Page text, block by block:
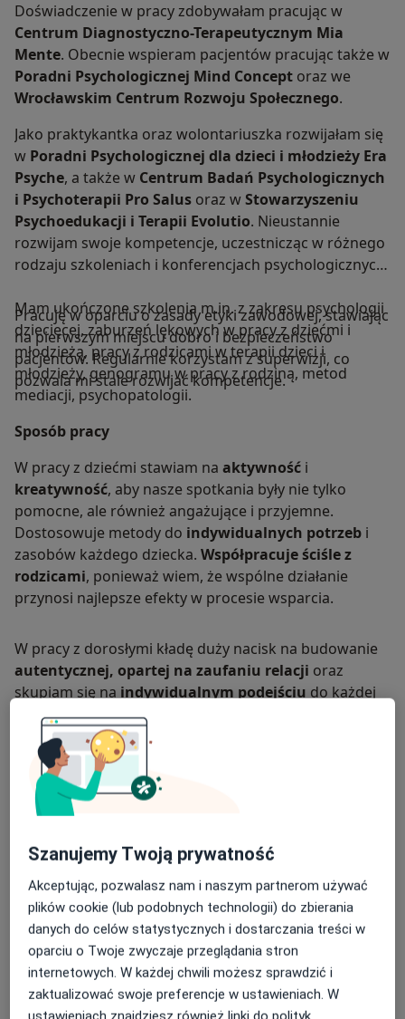
Doświadczenie w pracy zdobywałam pracując w
Centrum Diagnostyczno-Terapeutycznym Mia
Mente. Obecnie wspieram pacjentów pracując także w
Poradni Psychologicznej Mind Concept oraz we
Wrocławskim Centrum Rozwoju Społecznego.
Jako praktykantka oraz wolontariuszka rozwijałam się
w Poradni Psychologicznej dla dzieci i młodzieży Era
Psyche, a także w Centrum Badań Psychologicznych
i Psychoterapii Pro Salus oraz wStowarzyszeniu
Psychoedukacji i Terapii Evolutio. Nieustannie
rozwijam swoje kompetencje, uczestnicząc w różnego
rodzaju szkoleniach i konferencjach psychologicznych.
Mam ukończone szkolenia m.in. z zakresu psychologii
dziecięcej, zaburzeń lękowych w pracy z dziećmi i
młodzieżą, pracy z rodzicami w terapii dzieci i
młodzieży, genogramu w pracy z rodziną, metod
mediacji, psychopatologii.
Pracuję w oparciu o zasady etyki zawodowej, stawiając
na pierwszym miejscu dobro i bezpieczeństwo
pacjentów. Regularnie korzystam z superwizji, co
pozwala mi stale rozwijać kompetencje.
Sposób pracy
W pracy z dziećmi stawiam na aktywność i
kreatywność, aby nasze spotkania były nie tylko
pomocne, ale również angażujące i przyjemne.
Dostosowuje metody do indywidualnych potrzeb i
zasobów każdego dziecka. Współpracuje ściśle z
rodzicami, ponieważ wiem, że wspólne działanie
przynosi najlepsze efekty w procesie wsparcia.
W pracy z dorosłymi kładę duży nacisk na budowanie
autentycznej, opartej na zaufaniu relacji oraz
skupiam się naindywidualnym podejściudo każdej
osoby. Tworzę bezpieczną przestrzeń, w której można
przyglądać się przeżywanym emocjom, trudnościom i
wewnętrznym schematom. Pomagam zrozumieć, skąd
biorą się pewne
reakcje
jak wpływają one na codzienne funkcjonowanie.
Wspólnie szukamy nowych perspektyw i
wyzwaniami, ale również przyszłymi. Moim celem jest
wspieranie osób w odzyskiwaniu poczucia wpływu,
sprawczości oraz równowagi.
Obszary pomocy
Oferuję wsparcie psychologiczne dla dzieci i młodzieży
w takich obszarach jak:
Szanujemy Twoją prywatność
Akceptując, pozwalasz nam i naszym partnerom używać
plików cookie (lub podobnych technologii) do zbierania
danych do celów statystycznych i dostarczania treści w
oparciu o Twoje zwyczaje przeglądania stron
internetowych. W każdej chwili możesz sprawdzić i
zaktualizować swoje preferencje w ustawieniach. W
ustawieniach znajdziesz również linki do polityk